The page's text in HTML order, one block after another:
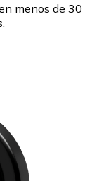
menos de 30